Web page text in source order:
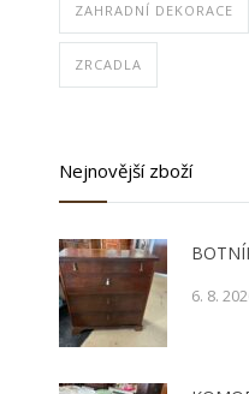
ZAHRADNÍ DEKORACE
ZRCADLA
Nejnovější zboží
6. 8.